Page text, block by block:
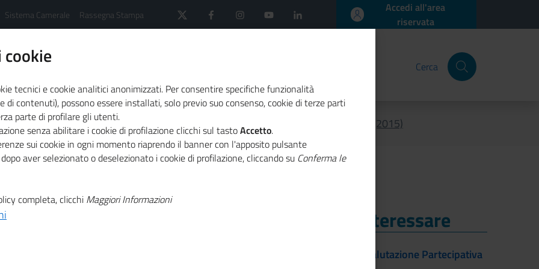
Sistema Camerale Rassegna Stampa
Accedi all'area
riservata
Cerca
Linee guida Unioncamere Linee guida per il Piano triennale anticorruzione (2015)
triennale
Ti Potrebbe Interessare
Linee guida Valutazione Partecipativa
tecnici e cookie analitici anonimizzati. Per consentire specifiche funzionalità
di contenuti), possono essere installati, solo previo suo consenso, cookie di terze parti
parte di profilare gli utenti.
senza abilitare i cookie di profilazione clicchi sul tastoAccetto.
sui cookie in ogni momento riaprendo il banner con l'apposito pulsante
aver selezionato o deselezionato i cookie di profilazione, cliccando su Conferma le
completa, clicchi Maggiori Informazioni